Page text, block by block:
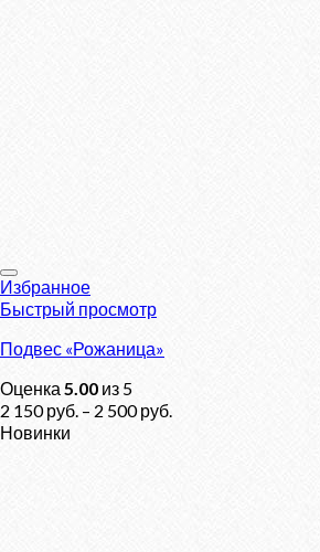
Избранное
Быстрый просмотр
Подвес «Рожаница»
Оценка 5.00 из 5
2 150руб. – 2 500руб.
Новинки